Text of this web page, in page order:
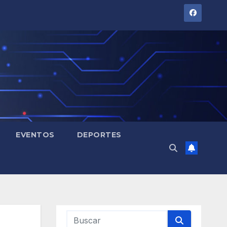
EVENTOS DEPORTES